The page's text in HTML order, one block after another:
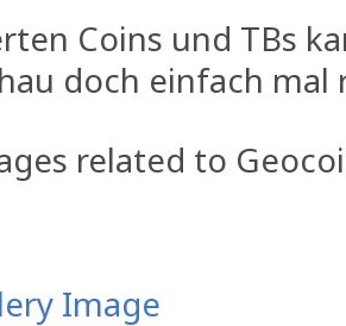
Coins und TBs
doch einfach mal
related to
Image